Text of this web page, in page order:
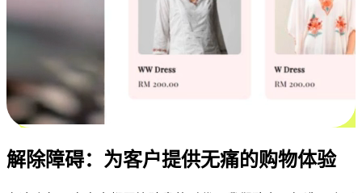
解除障碍：为客户提供无痛的购物体验